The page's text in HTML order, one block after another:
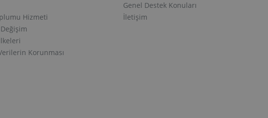
Hizmeti
Korunması
Genel Destek Konuları
İletişim